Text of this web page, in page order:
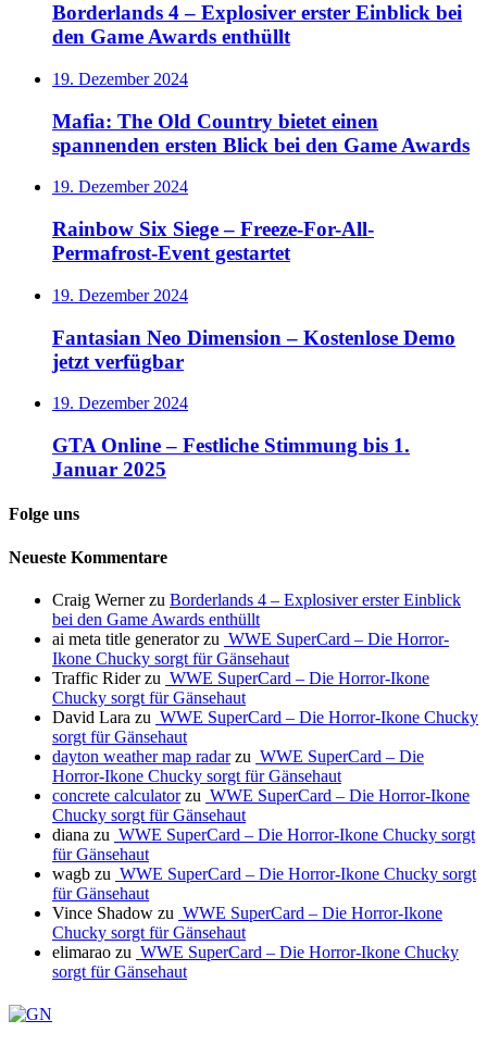
Borderlands 4 – Explosiver erster Einblick bei
den Game Awards enthüllt
19. Dezember 2024
Mafia: The Old Country bietet einen
spannenden ersten Blick bei den Game Awards
19. Dezember 2024
Rainbow Six Siege – Freeze-For-All-
Permafrost-Event gestartet
19. Dezember 2024
Fantasian Neo Dimension – Kostenlose Demo
jetzt verfügbar
19. Dezember 2024
GTA Online – Festliche Stimmung bis 1.
Januar 2025
Folge uns
Neueste Kommentare
Craig Wernerzu Borderlands 4 – Explosiver erster Einblick
bei den Game Awards enthüllt
ai meta title generatorzu WWE SuperCard – Die Horror-
Ikone Chucky sorgt für Gänsehaut
Traffic Riderzu WWE SuperCard – Die Horror-Ikone
Chucky sorgt für Gänsehaut
David Lara zu WWE SuperCard – Die Horror-Ikone Chucky
sorgt für Gänsehaut
dayton weather map radarzu WWE SuperCard – Die
Horror-Ikone Chucky sorgt für Gänsehaut
concrete calculatorzu WWE SuperCard – Die Horror-Ikone
Chucky sorgt für Gänsehaut
diana zu WWE SuperCard – Die Horror-Ikone Chucky sorgt
für Gänsehaut
wagb zu WWE SuperCard – Die Horror-Ikone Chucky sorgt
für Gänsehaut
Vince Shadow zu WWE SuperCard – Die Horror-Ikone
Chucky sorgt für Gänsehaut
elimarao zu WWE SuperCard – Die Horror-Ikone Chucky
sorgt für Gänsehaut